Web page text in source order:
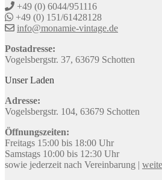
+49 (0) 6044/951116
+49 (0) 151/61428128
info@monamie-vintage.de
Postadresse:
Vogelsbergstr. 37, 63679 Schotten
Unser Laden
Adresse:
Vogelsbergstr. 104, 63679 Schotten
Öffnungszeiten:
Freitags 15:00 bis 18:00 Uhr
Samstags 10:00 bis 12:30 Uhr
sowie jederzeit nach Vereinbarung |